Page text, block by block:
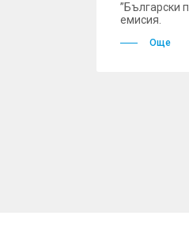
”Български
емисия.
Още